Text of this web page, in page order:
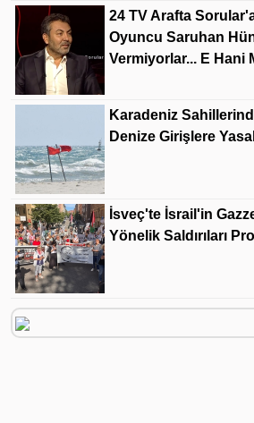
24 TV Arafta
Oyuncu Saruhan
Vermiyorlar... E Hani
Karadeniz
Denize Girişlere
İsveç'te İsrail'in
Yönelik Saldırıları